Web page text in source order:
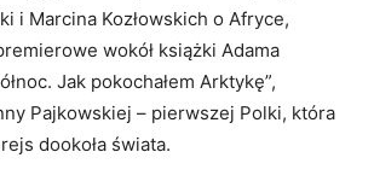
i Marcina Kozłowskich o Afryce,
wokół książki Adama
Jak pokochałem Arktykę”,
Pajkowskiej – pierwszej Polki, która
dookoła świata.